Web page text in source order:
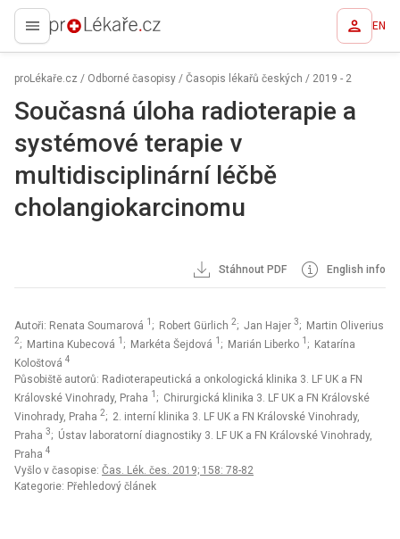
proLékaře.cz EN
proLékaře.cz / Odborné časopisy / Časopis lékařů českých / 2019 - 2
Současná úloha radioterapie a
systémové terapie v
multidisciplinární léčbě
cholangiokarcinomu
Stáhnout PDF English info
Autoři: Renata Soumarová 1 ; Robert Gürlich 2; Jan Hajer 3; Martin Oliverius
2; Martina Kubecová 1 ; Markéta Šejdová 1 ; Marián Liberko 1 ; Katarína
Kološtová 4
Působiště autorů: Radioterapeutická a onkologická klinika 3. LF UK a FN
Královské Vinohrady, Praha 1 ; Chirurgická klinika 3. LF UK a FN Královské
Vinohrady, Praha 2; 2. interní klinika 3. LF UK a FN Královské Vinohrady,
Praha 3; Ústav laboratorní diagnostiky 3. LF UK a FN Královské Vinohrady,
Praha 4
Vyšlo v časopise: Čas. Lék. čes. 2019; 158: 78-82
Kategorie: Přehledový článek